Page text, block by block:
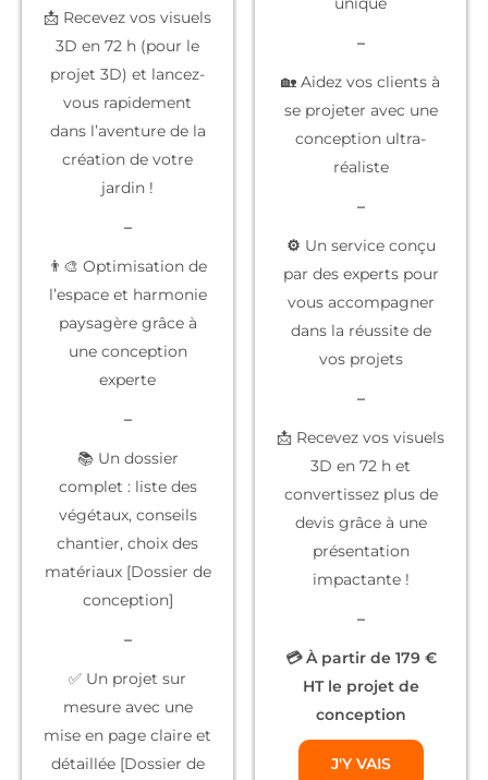
📩 Recevez vos visuels
3D en 72 h (pour le
projet 3D) et lancez-
vous rapidement
dans l’aventure de la
création de votre
jardin !
–
👨‍🎨 Optimisation de
l’espace et harmonie
paysagère grâce à
une conception
experte
–
📚 Un dossier
complet : liste des
végétaux, conseils
chantier, choix des
matériaux [Dossier de
conception]
–
✅ Un projet sur
mesureavec une
mise en page claire et
détaillée [Dossier de
–
🏡 Aidez vos clients à
se projeter avec une
conception ultra-
réaliste
–
⚙️ Un service conçu
par des expertspour
vous accompagner
dans la réussite de
vos projets
–
📩 Recevez vos visuels
3D en 72 h et
convertissez plus de
devis grâce à une
présentation
impactante !
–
💳 À partir de 179 €
HT le projet de
conception
J'Y VAIS